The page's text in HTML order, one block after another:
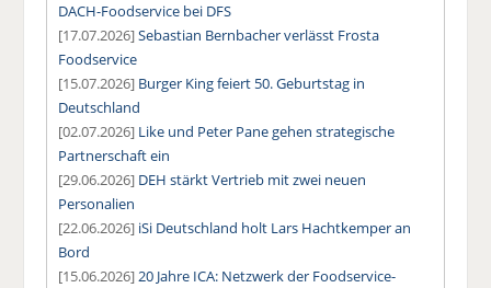
DACH-Foodservice bei DFS
[17.07.2026]Sebastian Bernbacher verlässt Frosta
Foodservice
[15.07.2026] Burger King feiert 50. Geburtstag in
Deutschland
[02.07.2026] Like und Peter Pane gehen strategische
Partnerschaft ein
[29.06.2026] DEH stärkt Vertrieb mit zwei neuen
Personalien
[22.06.2026] iSi Deutschland holt Lars Hachtkemper an
Bord
[15.06.2026] 20 Jahre ICA: Netzwerk der Foodservice-